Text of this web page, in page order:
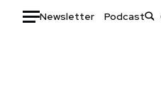
Newsletter Podcast